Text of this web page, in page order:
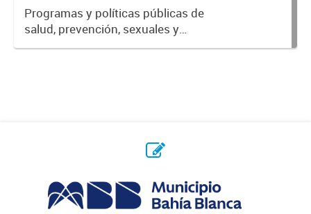
Programas y políticas públicas de
salud, prevención, sexuales y
reproductivas.